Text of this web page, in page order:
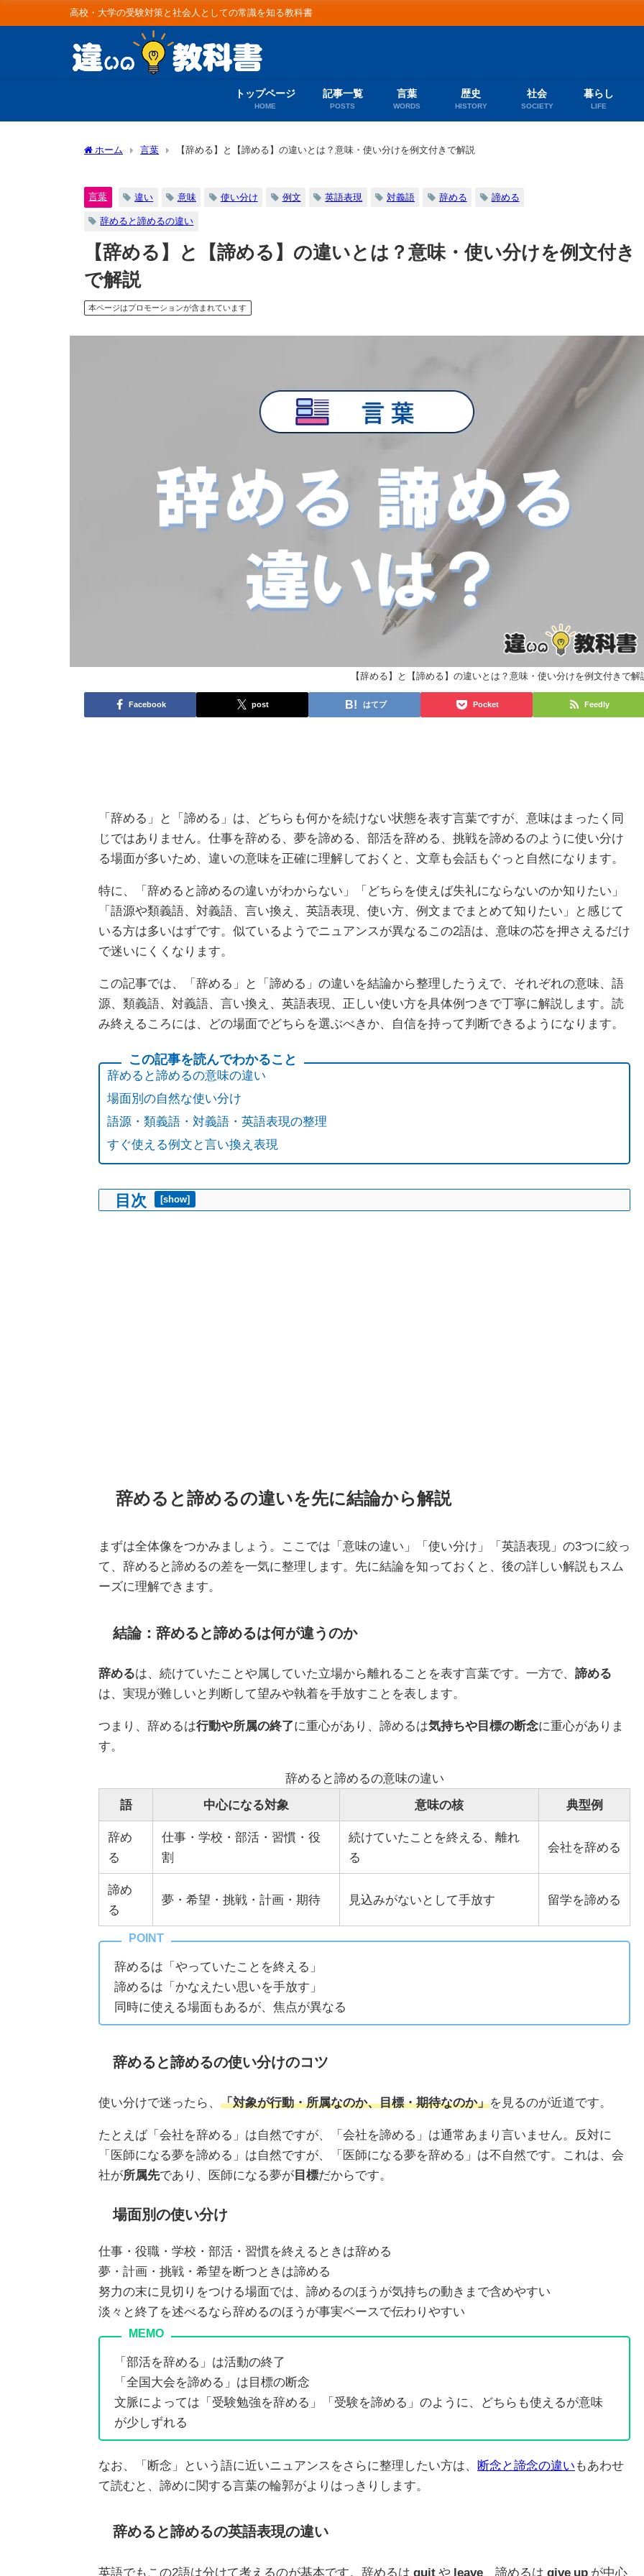
高校・大学の受験対策と社会人としての常識を知る教科書
トップページ
HOME
記事一覧
POSTS
言葉
WORDS
歴史
HISTORY
社会
SOCIETY
暮らし
LIFE
ホーム 言葉 【辞める】と【諦める】の違いとは？意味・使い分けを例文付きで解説
言葉 違い 意味 使い分け 例文 英語表現 対義語 辞める 諦める
辞めると諦めるの違い
【辞める】と【諦める】の違いとは？意味・使い分けを例文付き
で解説
本ページはプロモーションが含まれています
【辞める】と【諦める】の違いとは？意味・使い分けを例文付きで解
Facebook post はてブ Pocket Feedly
「辞める」と「諦める」は、どちらも何かを続けない状態を表す言葉ですが、意味はまったく同
じではありません。仕事を辞める、夢を諦める、部活を辞める、挑戦を諦めるのように使い分け
る場面が多いため、違いの意味を正確に理解しておくと、文章も会話もぐっと自然になります。
特に、「辞めると諦めるの違いがわからない」「どちらを使えば失礼にならないのか知りたい」
「語源や類義語、対義語、言い換え、英語表現、使い方、例文までまとめて知りたい」と感じて
いる方は多いはずです。似ているようでニュアンスが異なるこの2語は、意味の芯を押さえるだけ
で迷いにくくなります。
この記事では、「辞める」と「諦める」の違いを結論から整理したうえで、それぞれの意味、語
源、類義語、対義語、言い換え、英語表現、正しい使い方を具体例つきで丁寧に解説します。読
み終えるころには、どの場面でどちらを選ぶべきか、自信を持って判断できるようになります。
辞めると諦めるの意味の違い
場面別の自然な使い分け
語源・類義語・対義語・英語表現の整理
すぐ使える例文と言い換え表現
目次 [show]
辞めると諦めるの違いを先に結論から解説
まずは全体像をつかみましょう。ここでは「意味の違い」「使い分け」「英語表現」の3つに絞っ
て、辞めると諦めるの差を一気に整理します。先に結論を知っておくと、後の詳しい解説もスム
ーズに理解できます。
結論：辞めると諦めるは何が違うのか
辞めるは、続けていたことや属していた立場から離れることを表す言葉です。一方で、 諦める
は、実現が難しいと判断して望みや執着を手放すことを表します。
つまり、辞めるは行動や所属の終了に重心があり、諦めるは気持ちや目標の断念に重心がありま
す。
辞めると諦めるの意味の違い
語 中心になる対象 意味の核 典型例
辞め
る
仕事・学校・部活・習慣・役
割
続けていたことを終える、離れ
る
会社を辞める
諦め
る
夢・希望・挑戦・計画・期待 見込みがないとして手放す 留学を諦める
辞めるは「やっていたことを終える」
諦めるは「かなえたい思いを手放す」
同時に使える場面もあるが、焦点が異なる
辞めると諦めるの使い分けのコツ
使い分けで迷ったら、 「対象が行動・所属なのか、目標・期待なのか」を見るのが近道です。
たとえば「会社を辞める」は自然ですが、「会社を諦める」は通常あまり言いません。反対に
「医師になる夢を諦める」は自然ですが、「医師になる夢を辞める」は不自然です。これは、会
社が所属先であり、医師になる夢が 目標だからです。
場面別の使い分け
仕事・役職・学校・部活・習慣を終えるときは辞める
夢・計画・挑戦・希望を断つときは諦める
努力の末に見切りをつける場面では、諦めるのほうが気持ちの動きまで含めやすい
淡々と終了を述べるなら辞めるのほうが事実ベースで伝わりやすい
「部活を辞める」は活動の終了
「全国大会を諦める」は目標の断念
文脈によっては「受験勉強を辞める」「受験を諦める」のように、どちらも使えるが意味
が少しずれる
なお、「断念」という語に近いニュアンスをさらに整理したい方は、 断念と諦念の違い もあわせ
て読むと、諦めに関する言葉の輪郭がよりはっきりします。
辞めると諦めるの英語表現の違い
英語でもこの2語は分けて考えるのが基本です。辞めるは quit や leave 、諦めるは give up が中心